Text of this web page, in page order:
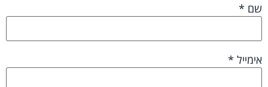
שם *
אימייל *